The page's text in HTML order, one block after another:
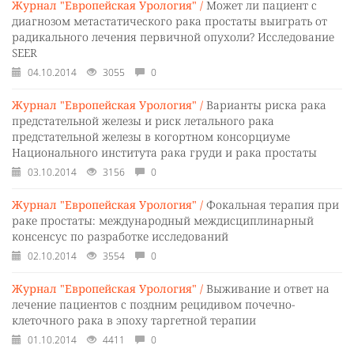
Журнал "Европейская Урология" / Может ли пациент с
диагнозом метастатического рака простаты выиграть от
радикального лечения первичной опухоли? Исследование
SEER
04.10.2014 3055 0
Журнал "Европейская Урология" / Варианты риска рака
предстательной железы и риск летального рака
предстательной железы в когортном консорциуме
Национального института рака груди и рака простаты
03.10.2014 3156 0
Журнал "Европейская Урология" / Фокальная терапия при
раке простаты: международный междисциплинарный
консенсус по разработке исследований
02.10.2014 3554 0
Журнал "Европейская Урология" / Выживание и ответ на
лечение пациентов с поздним рецидивом почечно-
клеточного рака в эпоху таргетной терапии
01.10.2014 4411 0